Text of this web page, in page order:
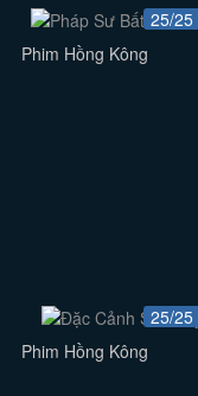
25/25
Phim Hồng Kông
25/25
Phim Hồng Kông